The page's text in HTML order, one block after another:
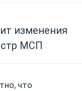
изменения
МСП
что